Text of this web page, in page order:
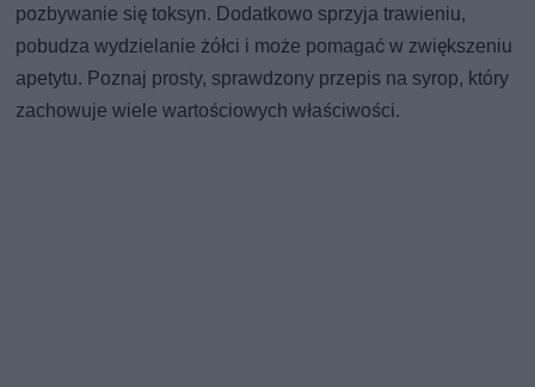
pozbywanie się toksyn. Dodatkowo sprzyja trawieniu,
pobudza wydzielanie żółci i może pomagać w zwiększeniu
apetytu. Poznaj prosty, sprawdzony przepis na syrop, który
zachowuje wiele wartościowych właściwości.